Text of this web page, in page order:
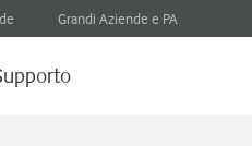
Grandi Aziende e PA